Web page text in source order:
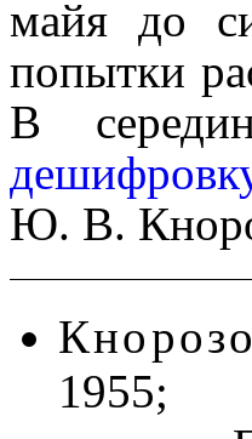
майя до
попытки
В
Ю. В.
1955;